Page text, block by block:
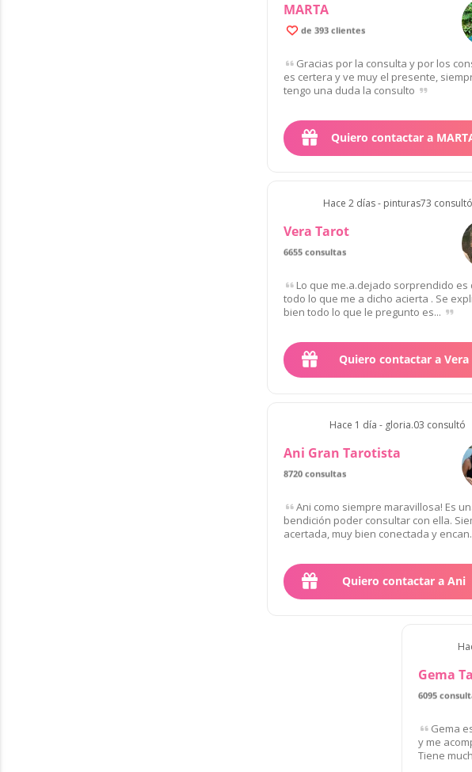
MARTA
de 393 clientes
Gracias por la consulta y por los
es certera y ve muy el presente,
tengo una duda la consulto
Quiero contactar a
Hace 2 días - pinturas73 consultó
Vera Tarot
6655 consultas
Lo que me.a.dejado sorprendido es
todo lo que me a dicho acierta . Se
bien todo lo que le pregunto es...
Quiero contactar a Vera
Hace 1 día - gloria.03 consultó
Ani Gran Tarotista
8720 consultas
Ani como siempre maravillosa! Es
bendición poder consultar con ella.
acertada, muy bien conectada y
Quiero contactar a Ani
Gema
6095
Gema
y me
Tiene